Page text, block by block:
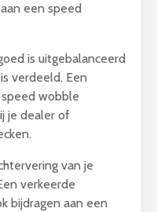
een speed
is uitgebalanceerd
verdeeld. Een
wobble
je dealer of
van je
verkeerde
bijdragen aan een